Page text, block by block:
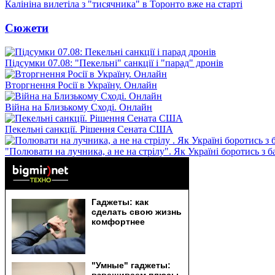
Калініна вилетіла з "тисячника" в Торонто вже на старті
Сюжети
Підсумки 07.08: "Пекельні" санкції і "парад" дронів
Вторгнення Росії в Україну. Онлайн
Війна на Близькому Сході. Онлайн
Пекельні санкції. Рішення Сената США
"Полювати на лучника, а не на стрілу". Як Україні боротись з